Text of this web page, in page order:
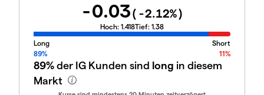
-0.03( -2.12%)
Hoch: 1.418Tief: 1.38
Long
Short
89%
11%
89%der IG Kunden sind long in diesem
Markt